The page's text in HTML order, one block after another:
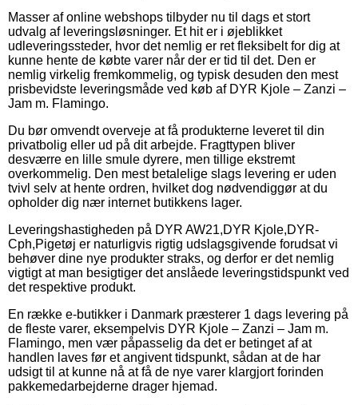
Masser af online webshops tilbyder nu til dags et stort
udvalg af leveringsløsninger. Et hit er i øjeblikket
udleveringssteder, hvor det nemlig er ret fleksibelt for dig at
kunne hente de købte varer når der er tid til det. Den er
nemlig virkelig fremkommelig, og typisk desuden den mest
prisbevidste leveringsmåde ved køb af DYR Kjole – Zanzi –
Jam m. Flamingo.
Du bør omvendt overveje at få produkterne leveret til din
privatbolig eller ud på dit arbejde. Fragttypen bliver
desværre en lille smule dyrere, men tillige ekstremt
overkommelig. Den mest betalelige slags levering er uden
tvivl selv at hente ordren, hvilket dog nødvendiggør at du
opholder dig nær internet butikkens lager.
Leveringshastigheden på DYR AW21,DYR Kjole,DYR-
Cph,Pigetøj er naturligvis rigtig udslagsgivende forudsat vi
behøver dine nye produkter straks, og derfor er det nemlig
vigtigt at man besigtiger det anslåede leveringstidspunkt ved
det respektive produkt.
En række e-butikker i Danmark præsterer 1 dags levering på
de fleste varer, eksempelvis DYR Kjole – Zanzi – Jam m.
Flamingo, men vær påpasselig da det er betinget af at
handlen laves før et angivent tidspunkt, sådan at de har
udsigt til at kunne nå at få de nye varer klargjort forinden
pakkemedarbejderne drager hjemad.